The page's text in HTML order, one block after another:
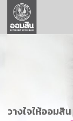
ลูกค้าธุรกิจ
ลูกค้าผู้ประกอ
การพัฒนาที่ยั่
ข่าวสาร
วางใจให้ออมสิน